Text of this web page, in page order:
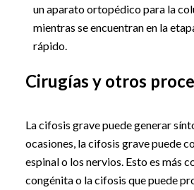
un aparato ortopédico para la
mientras se encuentran en la
rápido.
Cirugías y otros
La cifosis grave puede generar
ocasiones, la cifosis grave puede
espinal o los nervios. Esto es más
congénita o la cifosis que puede